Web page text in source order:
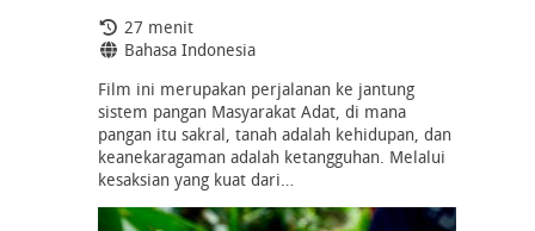
Durasi:
27 menit
Bahasa:
Bahasa Indonesia
Film ini merupakan perjalanan ke jantung
sistem pangan Masyarakat Adat, di mana
pangan itu sakral, tanah adalah kehidupan, dan
keanekaragaman adalah ketangguhan. Melalui
kesaksian yang kuat dari…